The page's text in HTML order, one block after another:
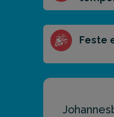
del riassunto
Ottieni un
Feste